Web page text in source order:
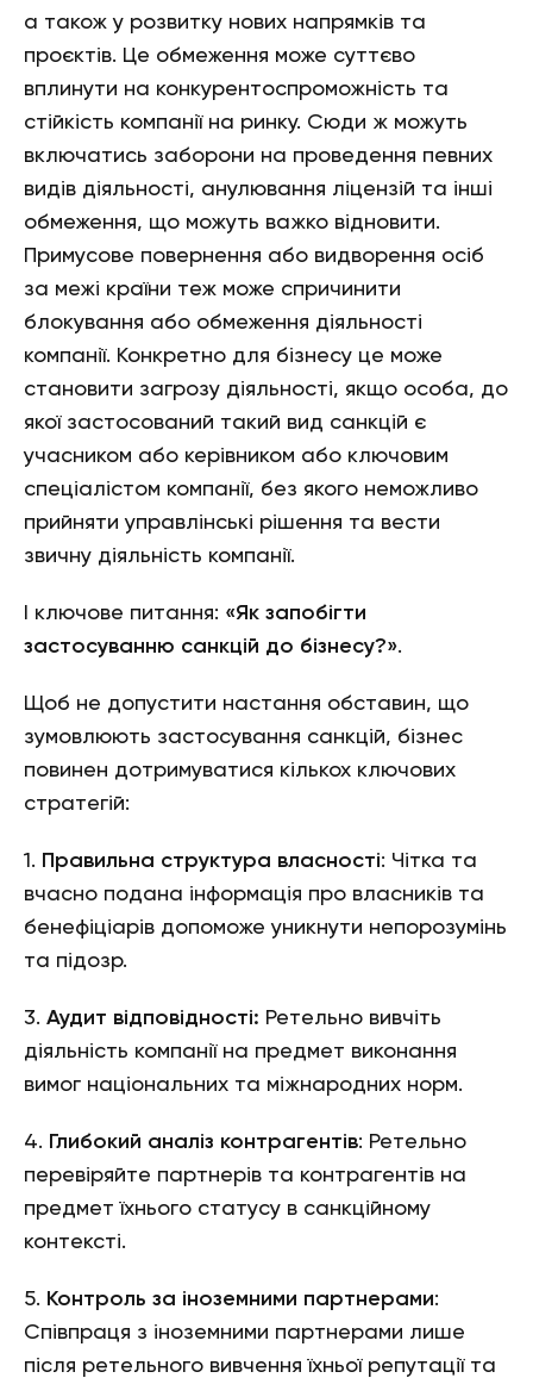
а також у розвитку нових напрямків та
проєктів. Це обмеження може суттєво
вплинути на конкурентоспроможність та
стійкість компанії на ринку. Сюди ж можуть
включатись заборони на проведення певних
видів діяльності, анулювання ліцензій та інші
обмеження, що можуть важко відновити.
Примусове повернення або видворення осіб
за межі країни теж може спричинити
блокування або обмеження діяльності
компанії. Конкретно для бізнесу це може
становити загрозу діяльності, якщо особа, до
якої застосований такий вид санкцій є
учасником або керівником або ключовим
спеціалістом компанії, без якого неможливо
прийняти управлінські рішення та вести
звичну діяльність компанії.
І ключове питання: «Як запобігти
застосуванню санкцій до бізнесу?».
Щоб не допустити настання обставин, що
зумовлюють застосування санкцій, бізнес
повинен дотримуватися кількох ключових
стратегій:
1. Правильна структура власності: Чітка та
вчасно подана інформація про власників та
бенефіціарів допоможе уникнути непорозумінь
та підозр.
3. Аудит відповідності: Ретельно вивчіть
діяльність компанії на предмет виконання
вимог національних та міжнародних норм.
4. Глибокий аналіз контрагентів: Ретельно
перевіряйте партнерів та контрагентів на
предмет їхнього статусу в санкційному
контексті.
5. Контроль за іноземними партнерами:
Співпраця з іноземними партнерами лише
після ретельного вивчення їхньої репутації та